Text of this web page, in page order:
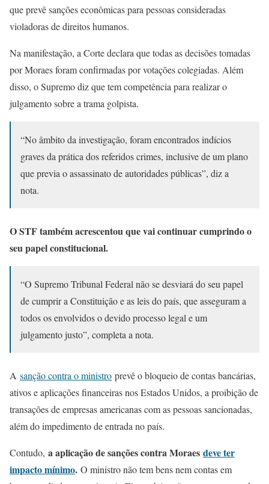
que prevê sanções econômicas para pessoas consideradas
violadoras de direitos humanos.
Na manifestação, a Corte declara que todas as decisões tomadas
por Moraes foram confirmadas por votações colegiadas. Além
disso, o Supremo diz que tem competência para realizar o
julgamento sobre a trama golpista.
“No âmbito da investigação, foram encontrados indícios
graves da prática dos referidos crimes, inclusive de um plano
que previa o assassinato de autoridades públicas”, diz a
nota.
O STF também acrescentou que vai continuar cumprindo o
seu papel constitucional.
“O Supremo Tribunal Federal não se desviará do seu papel
de cumprir a Constituição e as leis do país, que asseguram a
todos os envolvidos o devido processo legal e um
julgamento justo”, completa a nota.
A sanção contra o ministro prevê o bloqueio de contas bancárias,
ativos e aplicações financeiras nos Estados Unidos, a proibição de
transações de empresas americanas com as pessoas sancionadas,
além do impedimento de entrada no país.
Contudo, a aplicação de sanções contra Moraes deve ter
impacto mínimo. O ministro não tem bens nem contas em